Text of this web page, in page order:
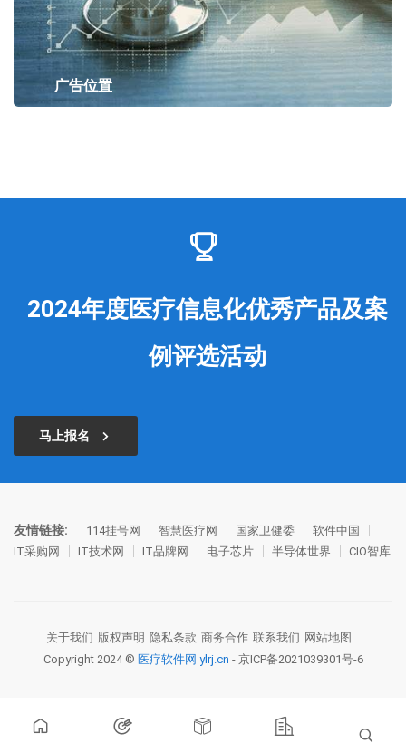
广告位置
2024年度医疗信息化优秀产品及案
例评选活动
马上报名
友情链接: 114挂号网 智慧医疗网 国家卫健委
软件中国
IT采购网
IT技术网 IT品牌网 电子芯片 半导体世界 CIO智库
关于我们 版权声明 隐私条款 商务合作 联系我们 网站地图
Copyright 2024 © 医疗软件网 ylrj.cn - 京ICP备2021039301号-6